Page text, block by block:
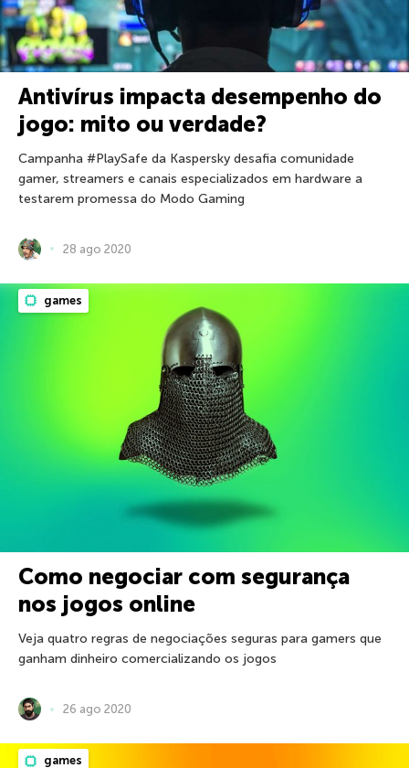
Antivírus impacta desempenho do
jogo: mito ou verdade?
Campanha #PlaySafe da Kaspersky desafia comunidade
gamer, streamers e canais especializados em hardware a
testarem promessa do Modo Gaming
28 ago 2020
games
Como negociar com segurança
nos jogos online
Veja quatro regras de negociações seguras para gamers que
ganham dinheiro comercializando os jogos
26 ago 2020
games